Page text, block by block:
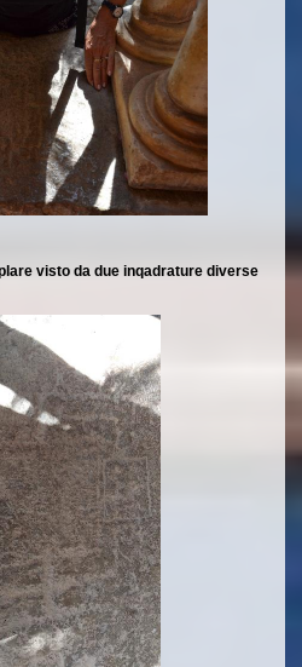
visto da due inqadrature diverse